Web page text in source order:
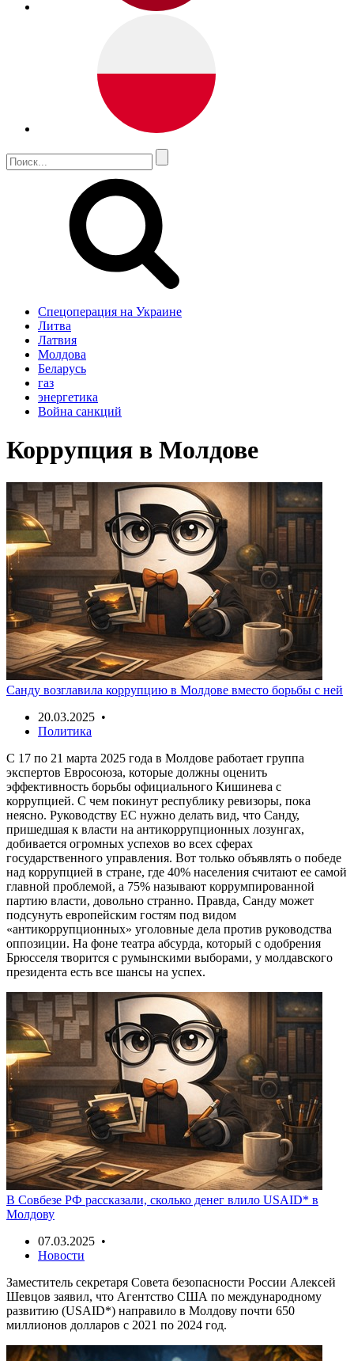
Спецоперация на Украине
Литва
Латвия
Молдова
Беларусь
газ
энергетика
Война санкций
Коррупция в Молдове
Санду возглавила коррупцию в Молдове вместо борьбы с ней
20.03.2025 •
Политика
С 17 по 21 марта 2025 года в Молдове работает группа
экспертов Евросоюза, которые должны оценить
эффективность борьбы официального Кишинева с
коррупцией. С чем покинут республику ревизоры, пока
неясно. Руководству ЕС нужно делать вид, что Санду,
пришедшая к власти на антикоррупционных лозунгах,
добивается огромных успехов во всех сферах
государственного управления. Вот только объявлять о победе
над коррупцией в стране, где 40% населения считают ее самой
главной проблемой, а 75% называют коррумпированной
партию власти, довольно странно. Правда, Санду может
подсунуть европейским гостям под видом
«антикоррупционных» уголовные дела против руководства
оппозиции. На фоне театра абсурда, который с одобрения
Брюсселя творится с румынскими выборами, у молдавского
президента есть все шансы на успех.
В Совбезе РФ рассказали, сколько денег влило USAID* в
Молдову
07.03.2025 •
Новости
Заместитель секретаря Совета безопасности России Алексей
Шевцов заявил, что Агентство США по международному
развитию (USAID*) направило в Молдову почти 650
миллионов долларов с 2021 по 2024 год.